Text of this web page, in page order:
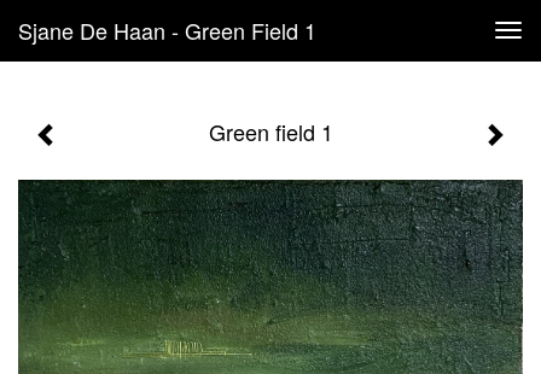
Sjane De Haan - Green Field 1
Green field 1